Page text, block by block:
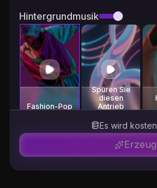
Hintergrundmusik
Fashion-Pop
Spüren Sie
diesen
Antrieb
Es wird